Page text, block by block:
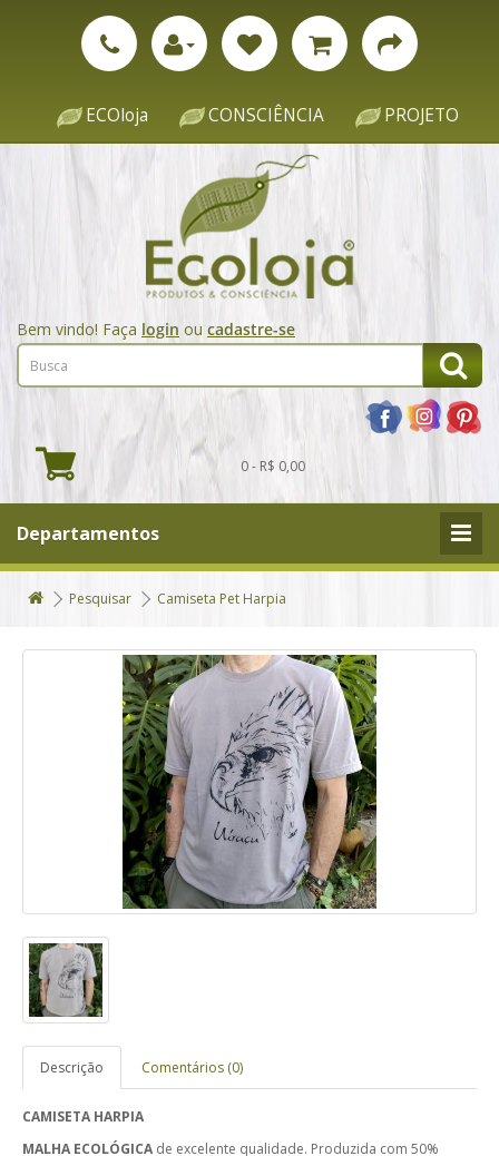
ECOloja CONSCIÊNCIA PROJETO
Bem vindo! Faça login ou cadastre-se
0 - R$ 0,00
Departamentos
Pesquisar Camiseta Pet Harpia
Descrição Comentários (0)
CAMISETA HARPIA
MALHA ECOLÓGICA de excelente qualidade. Produzida com 50%